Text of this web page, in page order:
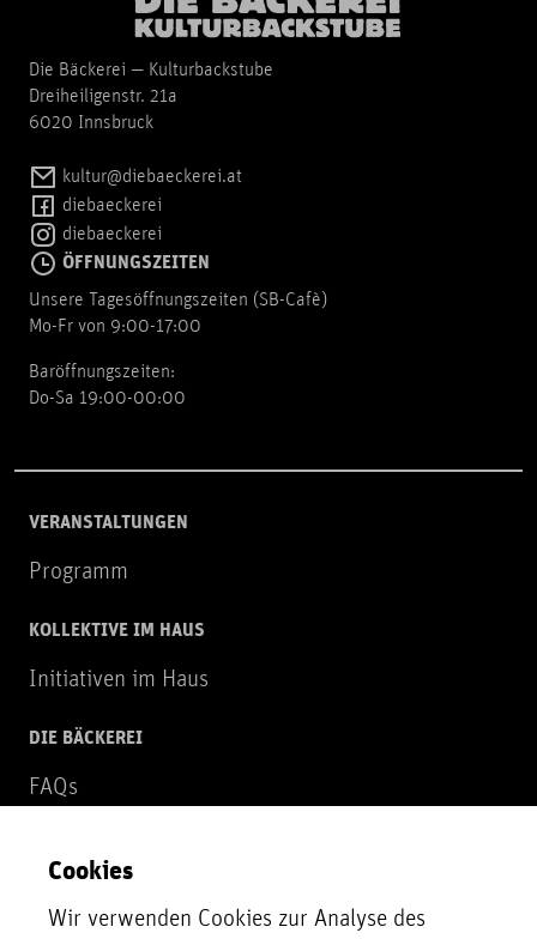
Die Bäckerei — Kulturbackstube
Dreiheiligenstr. 21a
6020 Innsbruck
kultur@diebaeckerei.at
diebaeckerei
diebaeckerei
ÖFFNUNGSZEITEN
Unsere Tagesöffnungszeiten (SB-Cafè)
Mo-Fr von 9:00-17:00
Baröffnungszeiten:
Do-Sa 19:00-00:00
VERANSTALTUNGEN
Programm
KOLLEKTIVE IM HAUS
Initiativen im Haus
DIE BÄCKEREI
FAQs
NEWSLETTER
Zur Newsletter Anmeldung
Cookies
Wir verwenden Cookies zur Analyse des